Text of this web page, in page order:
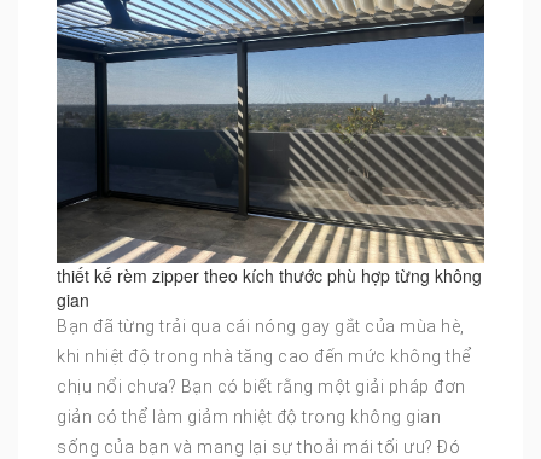
thiết kế rèm zipper theo kích thước phù hợp từng không
gian
Bạn đã từng trải qua cái nóng gay gắt của mùa hè,
khi nhiệt độ trong nhà tăng cao đến mức không thể
chịu nổi chưa? Bạn có biết rằng một giải pháp đơn
giản có thể làm giảm nhiệt độ trong không gian
sống của bạn và mang lại sự thoải mái tối ưu? Đó